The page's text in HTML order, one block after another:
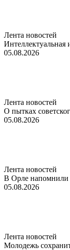
Лента новостей
Интеллектуальная
05.08.2026
Лента новостей
О пытках
05.08.2026
Лента новостей
В Орле напомнили
05.08.2026
Лента новостей
Молодежь